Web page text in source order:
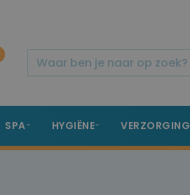
SPA HYGIËNE VERZORGING